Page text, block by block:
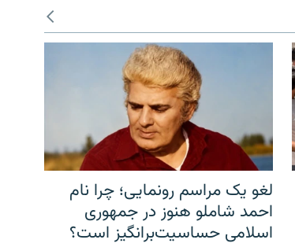
لغو یک مراسم رونمایی؛ چرا نام
احمد شاملو هنوز در جمهوری
اسلامی حساسیت‌برانگیز است؟